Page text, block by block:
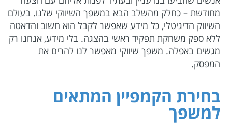
מחודשת – כחלק מהשלב הבא במשפך השיווקי שלנו. בעולם
השיווק הדיגיטלי, כל מידע שאפשר לקבל הוא חשוב והדאטה
ללא ספק משחקת תפקיד ראשי בהצגה. בלי מידע, אנחנו רק
מגשים באפלה. משפך שיווקי מאפשר לנו להרים את
המפסק.
בחירת הקמפיין המתאים
למשפך